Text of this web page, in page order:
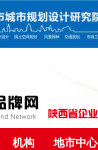
机构 地市中心